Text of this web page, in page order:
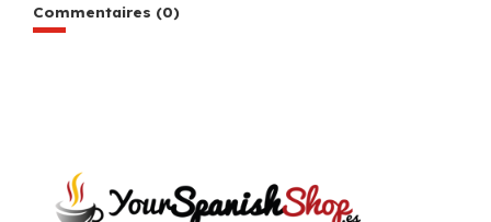
Commentaires (0)